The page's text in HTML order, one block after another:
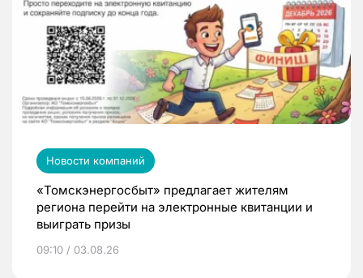
Новости компаний
«Томскэнергосбыт» предлагает жителям
региона перейти на электронные квитанции и
выиграть призы
09:10 / 03.08.26